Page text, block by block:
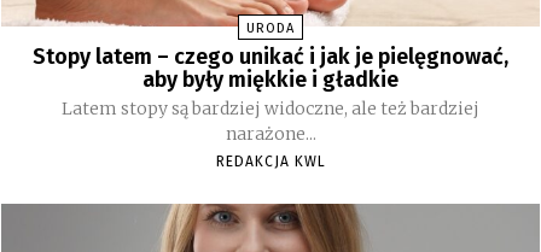
URODA
Stopy latem – czego unikać i jak je pielęgnować,
aby były miękkie i gładkie
Latem stopy są bardziej widoczne, ale też bardziej
narażone...
REDAKCJA KWL